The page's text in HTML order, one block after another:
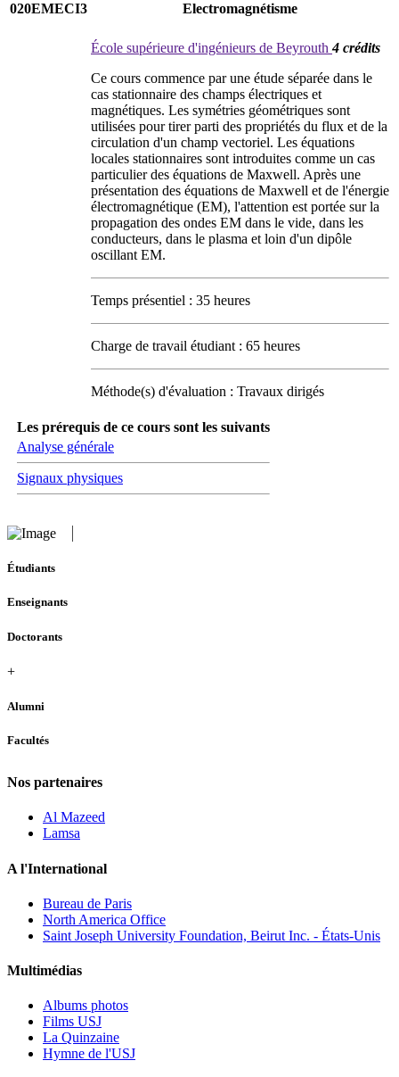
020EMECI3 Electromagnétisme
École supérieure d'ingénieurs de Beyrouth4 crédits
Ce cours commence par une étude séparée dans le
cas stationnaire des champs électriques et
magnétiques. Les symétries géométriques sont
utilisées pour tirer parti des propriétés du flux et de la
circulation d'un champ vectoriel. Les équations
locales stationnaires sont introduites comme un cas
particulier des équations de Maxwell. Après une
présentation des équations de Maxwell et de l'énergie
électromagnétique (EM), l'attention est portée sur la
propagation des ondes EM dans le vide, dans les
conducteurs, dans le plasma et loin d'un dipôle
oscillant EM.
Temps présentiel : 35 heures
Charge de travail étudiant : 65 heures
Méthode(s) d'évaluation : Travaux dirigés
Les prérequis de ce cours sont les suivants
Analyse générale
Signaux physiques
Étudiants
Enseignants
Doctorants
+
Alumni
Facultés
Nos partenaires
Al Mazeed
Lamsa
A l'International
Bureau de Paris
North America Office
Saint Joseph University Foundation, Beirut Inc. - États-Unis
Multimédias
Albums photos
Films USJ
La Quinzaine
Hymne de l'USJ